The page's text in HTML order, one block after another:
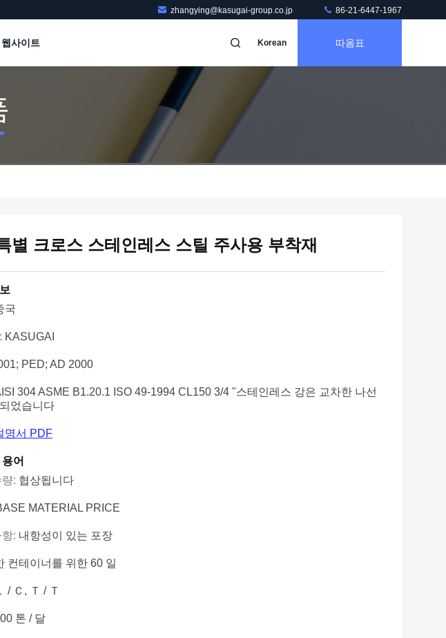
zhangying@kasugai-group.co.jp 86-21-6447-1967
사이트 Korean 따옴표
별 크로스 스테인레스 스틸 주사용 부착재
국
KASUGAI
PED; AD 2000
304 ASME B1.20.1 ISO 49-1994 CL150 3/4 "스테인레스 강은 교차한 나선
었습니다
명서 PDF
어
: 협상됩니다
MATERIAL PRICE
: 내항성이 있는 포장
컨테이너를 위한 60 일
/ Ｃ, Ｔ / Ｔ
톤 / 달